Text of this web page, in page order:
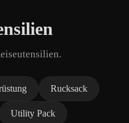
Rucksack
Utility Pack